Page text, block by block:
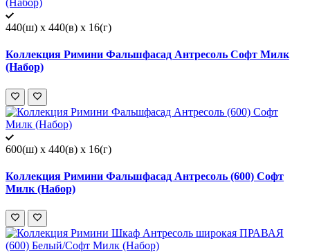
440(ш) x 440(в) x 16(г)
Коллекция Римини Фальшфасад Антресоль Софт Милк
(Набор)
600(ш) x 440(в) x 16(г)
Коллекция Римини Фальшфасад Антресоль (600) Софт
Милк (Набор)